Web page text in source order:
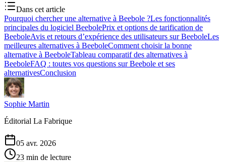
Dans cet article
Pourquoi chercher une alternative à Beebole ?Les fonctionnalités
principales du logiciel BeebolePrix et options de tarification de
BeeboleAvis et retours d’expérience des utilisateurs sur BeeboleLes
meilleures alternatives à BeeboleComment choisir la bonne
alternative à BeeboleTableau comparatif des alternatives à
BeeboleFAQ : toutes vos questions sur Beebole et ses
alternativesConclusion
Sophie Martin
Éditorial La Fabrique
05 avr. 2026
23 min de lecture